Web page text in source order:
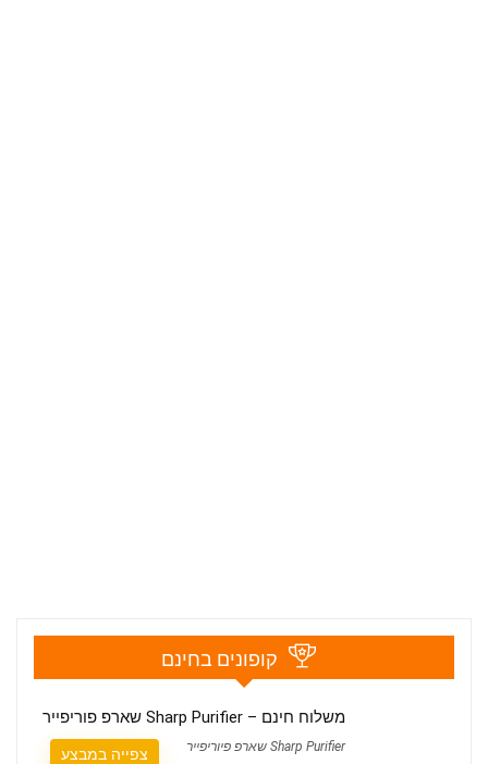
קופונים בחינם
משלוח חינם – Sharp Purifier שארפ פוריפייר
Sharp Purifier שארפ פיוריפייר צפייה במבצע